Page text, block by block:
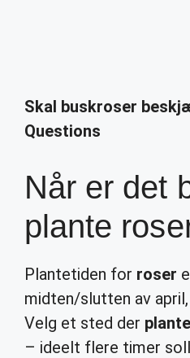
Skal buskroser
Questions
Når er det
plante
Plantetiden for roser
midten/slutten av
Velg et sted der
– ideelt flere timer